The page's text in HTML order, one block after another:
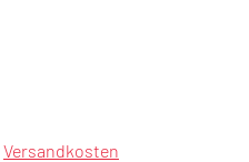
Versandkosten